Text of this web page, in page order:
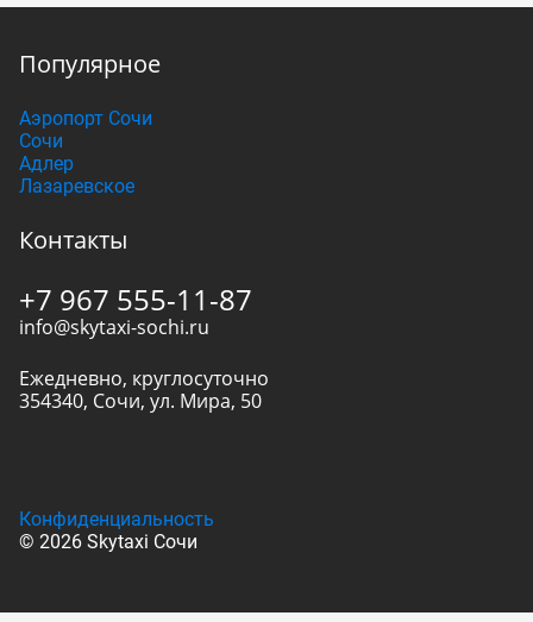
Популярное
Аэропорт Сочи
Сочи
Адлер
Лазаревское
Контакты
+7 967 555-11-87
info@skytaxi-sochi.ru
Ежедневно, круглосуточно
354340, Сочи, ул. Мира, 50
© 2026 Skytaxi Сочи
Конфиденциальность